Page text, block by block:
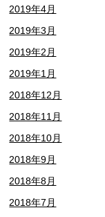
2019年4月
2019年3月
2019年2月
2019年1月
2018年12月
2018年11月
2018年10月
2018年9月
2018年8月
2018年7月